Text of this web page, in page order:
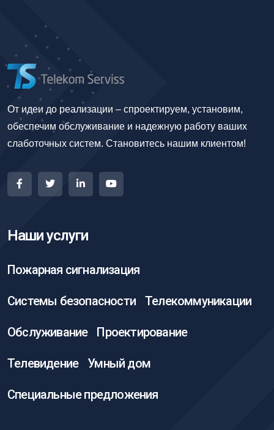
От идеи до реализации – спроектируем, установим,
обеспечим обслуживание и надежную работу ваших
слаботочных систем. Становитесь нашим клиентом!
Наши услуги
Пожарная сигнализация
Системы безопасности Телекоммуникации
Обслуживание Проектирование
Телевидение Умный дом
Специальные предложения